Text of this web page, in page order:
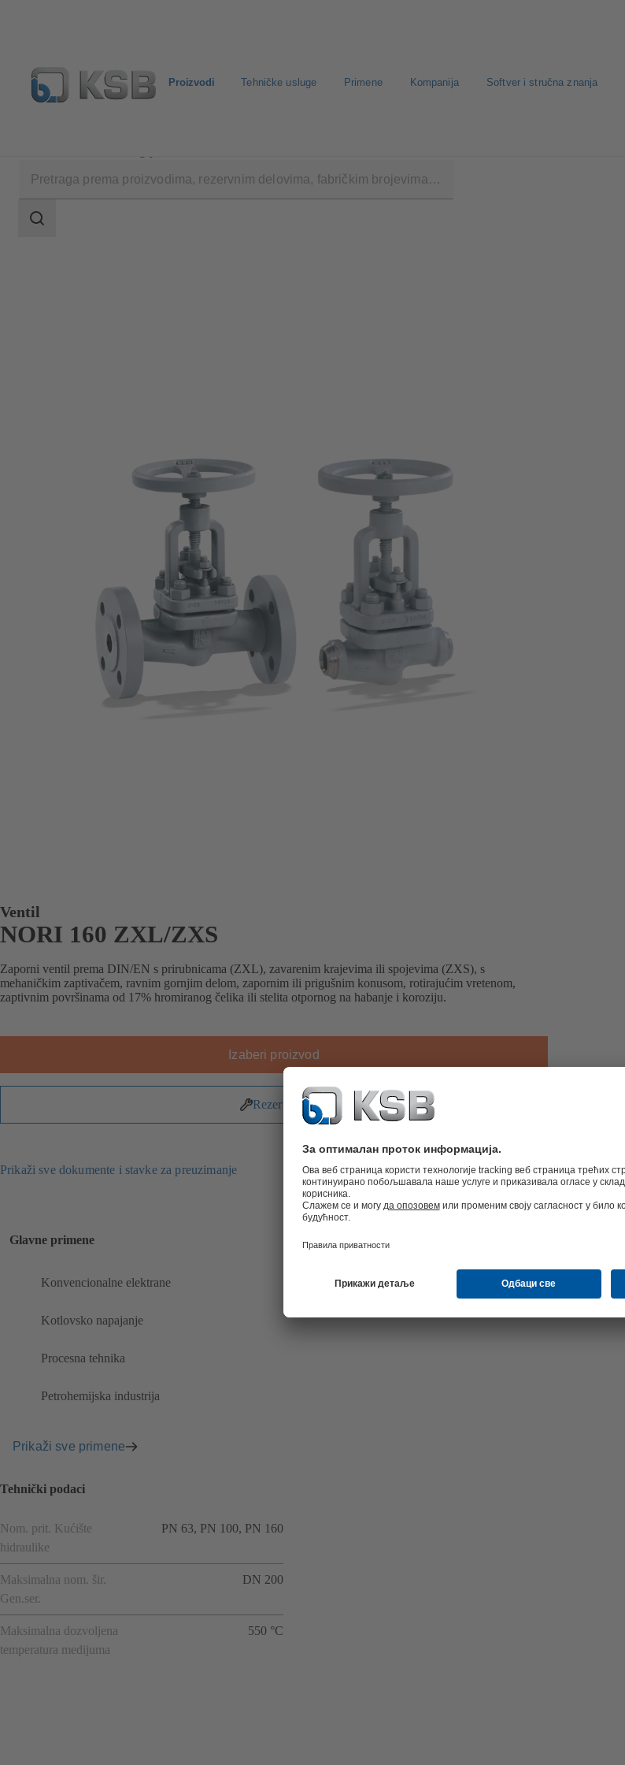
Proizvodi Tehničke usluge Primene Kompanija Softver i stručna znanja
pretrage
Područje
Ventil
NORI 160 ZXL/ZXS
Zaporni ventil prema DIN/EN s prirubnicama (ZXL), zavarenim krajevima ili spojevima (ZXS), s
mehaničkim zaptivačem, ravnim gornjim delom, zapornim ili prigušnim konusom, rotirajućim vretenom,
zaptivnim površinama od 17% hromiranog čelika ili stelita otpornog na habanje i koroziju.
Izaberi proizvod
Rezervni delovi
Prikaži sve dokumente i stavke za preuzimanje
Glavne primene
Konvencionalne elektrane
Kotlovsko napajanje
Procesna tehnika
Petrohemijska industrija
Prikaži sve primene
Tehnički podaci
Nom. prit. Kućište
hidraulike
PN 63, PN 100, PN 160
Maksimalna nom. šir.
Gen.ser.
DN 200
Maksimalna dozvoljena
temperatura medijuma
550 °C